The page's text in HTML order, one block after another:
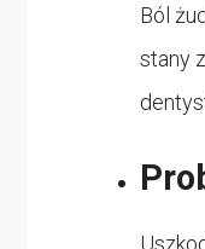
Ból
stany